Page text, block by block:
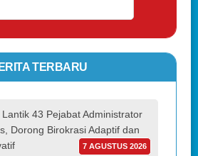
TERBARU
43 Pejabat Administrator
Dorong Birokrasi Adaptif dan
7 AGUSTUS 2026